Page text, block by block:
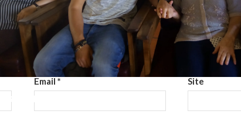
IMG_20170831_110100
Email * Site